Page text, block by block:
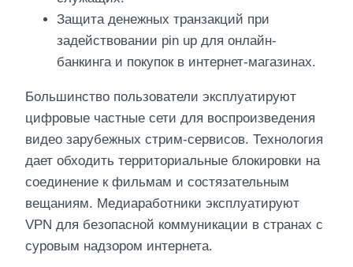
Защита денежных транзакций при
задействовании pin up для онлайн-
банкинга и покупок в интернет-магазинах.
Большинство пользователи эксплуатируют
цифровые частные сети для воспроизведения
видео зарубежных стрим-сервисов. Технология
дает обходить территориальные блокировки на
соединение к фильмам и состязательным
вещаниям. Медиаработники эксплуатируют
VPN для безопасной коммуникации в странах с
суровым надзором интернета.